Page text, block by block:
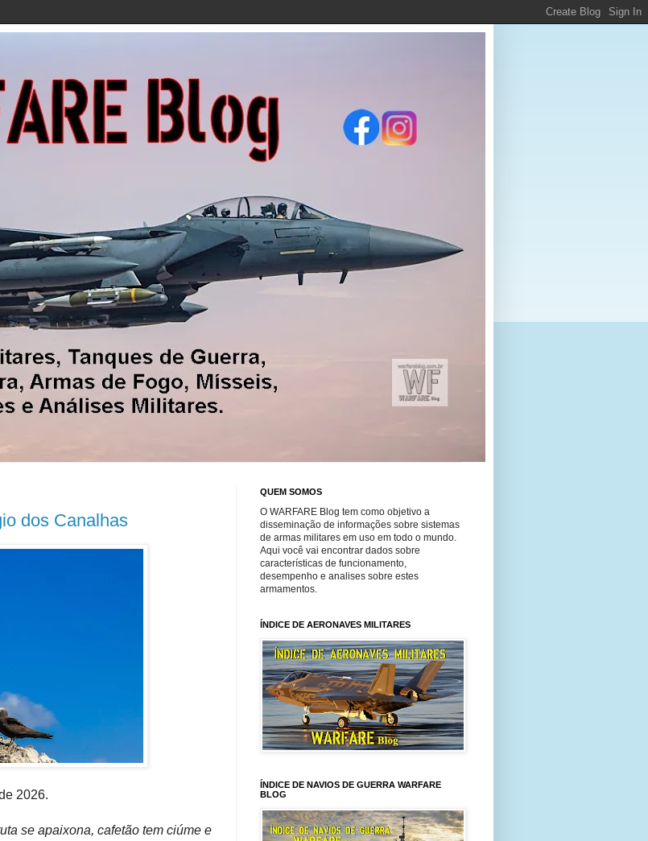
dos Canalhas
2026.
se apaixona, cafetão tem ciúme e
QUEM SOMOS
O WARFARE Blog tem como objetivo a
disseminação de informações sobre sistemas
de armas militares em uso em todo o mundo.
Aqui você vai encontrar dados sobre
características de funcionamento,
desempenho e analises sobre estes
armamentos.
ÍNDICE DE AERONAVES MILITARES
ÍNDICE DE NAVIOS DE GUERRA WARFARE
BLOG